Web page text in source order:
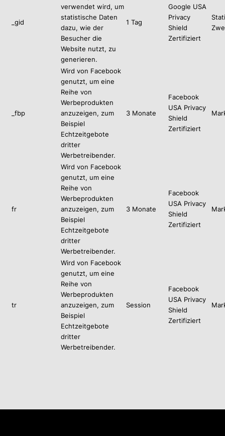
_gid
verwendet wird, um
statistische Daten
dazu, wie der
Besucher die
Website nutzt, zu
generieren.
1 Tag
Google USA
Privacy
Shield
Zertifiziert
_fbp
Wird von Facebook
genutzt, um eine
Reihe von
Werbeprodukten
anzuzeigen, zum
Beispiel
Echtzeitgebote
dritter
Werbetreibender.
3 Monate
Facebook
USA Privacy
Shield
Zertifiziert
fr
Wird von Facebook
genutzt, um eine
Reihe von
Werbeprodukten
anzuzeigen, zum
Beispiel
Echtzeitgebote
dritter
Werbetreibender.
3 Monate
Facebook
USA Privacy
Shield
Zertifiziert
tr
Wird von Facebook
genutzt, um eine
Reihe von
Werbeprodukten
anzuzeigen, zum
Beispiel
Echtzeitgebote
dritter
Werbetreibender.
Session
Facebook
USA Privacy
Shield
Zertifiziert